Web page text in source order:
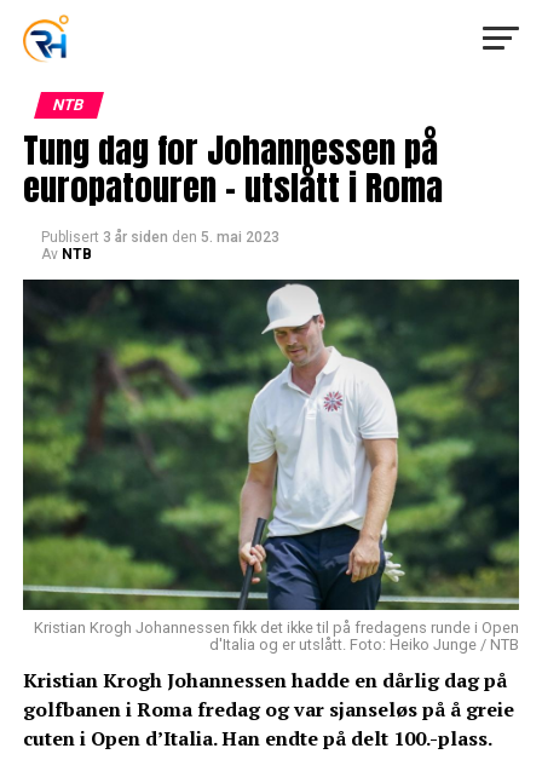
NTB
Tung dag for Johannessen på
europatouren – utslått i Roma
Publisert 3 år siden den 5. mai 2023
Av NTB
Kristian Krogh Johannessen fikk det ikke til på fredagens runde i Open
d'Italia og er utslått. Foto: Heiko Junge / NTB
Kristian Krogh Johannessen hadde en dårlig dag på
golfbanen i Roma fredag og var sjanseløs på å greie
cuten i Open d’Italia. Han endte på delt 100.-plass.